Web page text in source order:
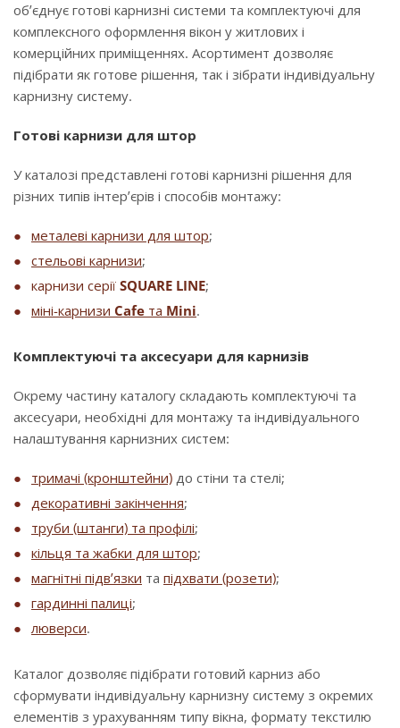
об’єднує готові карнизні системи та комплектуючі для
комплексного оформлення вікон у житлових і
комерційних приміщеннях. Асортимент дозволяє
підібрати як готове рішення, так і зібрати індивідуальну
карнизну систему.
Готові карнизи для штор
У каталозі представлені готові карнизні рішення для
різних типів інтер’єрів і способів монтажу:
металеві карнизи для штор;
стельові карнизи;
карнизи серії SQUARE LINE;
міні-карнизи Cafe та Mini.
Комплектуючі та аксесуари для карнизів
Окрему частину каталогу складають комплектуючі та
аксесуари, необхідні для монтажу та індивідуального
налаштування карнизних систем:
тримачі (кронштейни) до стіни та стелі;
декоративні закінчення;
труби (штанги) та профілі;
кільця та жабки для штор;
магнітні підв’язки та підхвати (розети);
гардинні палиці;
люверси.
Каталог дозволяє підібрати готовий карниз або
сформувати індивідуальну карнизну систему з окремих
елементів з урахуванням типу вікна, формату текстилю